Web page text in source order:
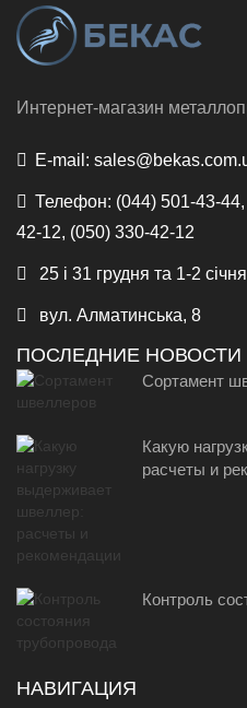
Интернет-магазин
E-mail:
Телефон: (044) 501-43-
42-12, (050) 330-42-12
25 і 31 грудня та 1-2
вул. Алматинська, 8
ПОСЛЕДНИЕ НОВОСТИ
Сортамент
Какую
расчеты и
Контроль
НАВИГАЦИЯ